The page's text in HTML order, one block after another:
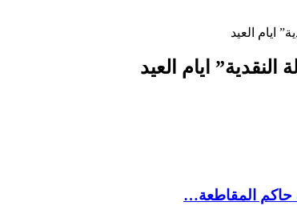
ايام العيد
ايام العيد
حاكم المقاطعة…